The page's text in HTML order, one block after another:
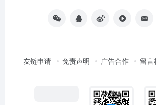
友链申请 免责声明 广告合作 留言